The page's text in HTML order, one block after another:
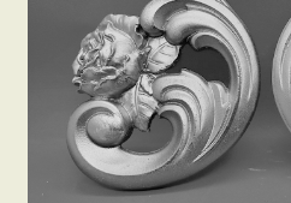
Beispiele
Kontakt